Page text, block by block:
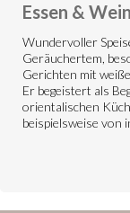
Essen & Wein
Wundervoller
Geräuchertem,
Gerichten mit
Er begeistert als
orientalischen
beispielsweise von